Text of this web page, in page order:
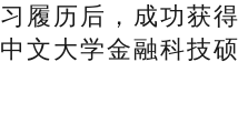
履历后，成功获得
文大学金融科技硕